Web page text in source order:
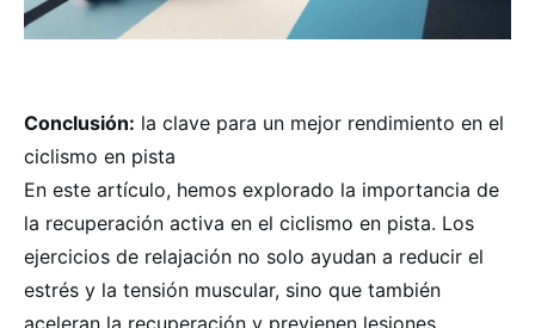
Conclusión: la clave para un mejor rendimiento en el
ciclismo en pista
En este artículo, hemos explorado la importancia de
la recuperación activa en el ciclismo en pista. Los
ejercicios de relajación no solo ayudan a reducir el
estrés y la tensión muscular, sino que también
aceleran la recuperación y previenen lesiones.